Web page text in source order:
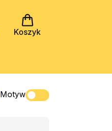
Koszyk
Motyw